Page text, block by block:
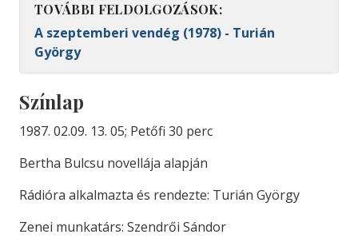
TOVÁBBI FELDOLGOZÁSOK:
A szeptemberi vendég (1978) - Turián
György
Színlap
1987. 02.09. 13. 05; Petőfi 30 perc
Bertha Bulcsu novellája alapján
Rádióra alkalmazta és rendezte: Turián György
Zenei munkatárs: Szendrői Sándor